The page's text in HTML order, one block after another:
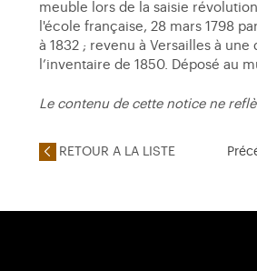
meuble lors de la saisie
l'école française, 28 mars 1798
à 1832 ; revenu à Versailles à
l’inventaire de 1850. Déposé au
Le contenu de cette notice ne
RETOUR A LA LISTE